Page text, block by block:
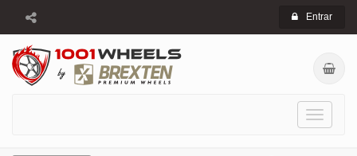
Entrar
Toggle